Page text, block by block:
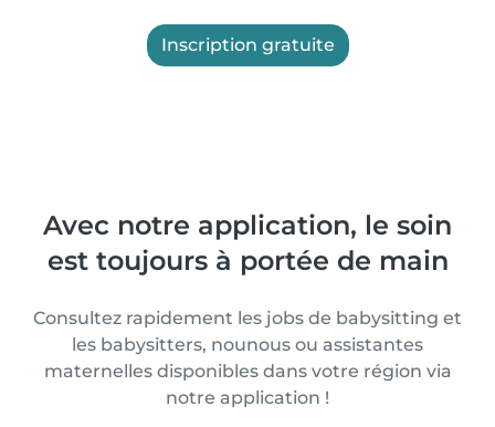
Inscription gratuite
Avec notre application, le soin
est toujours à portée de main
Consultez rapidement les jobs de babysitting et
les babysitters, nounous ou assistantes
maternelles disponibles dans votre région via
notre application !